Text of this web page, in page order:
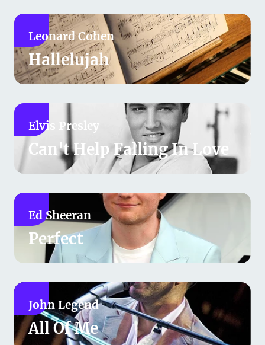
Leonard Cohen
Hallelujah
Elvis Presley
Can't Help Falling In Love
Ed Sheeran
Perfect
John Legend
All Of Me